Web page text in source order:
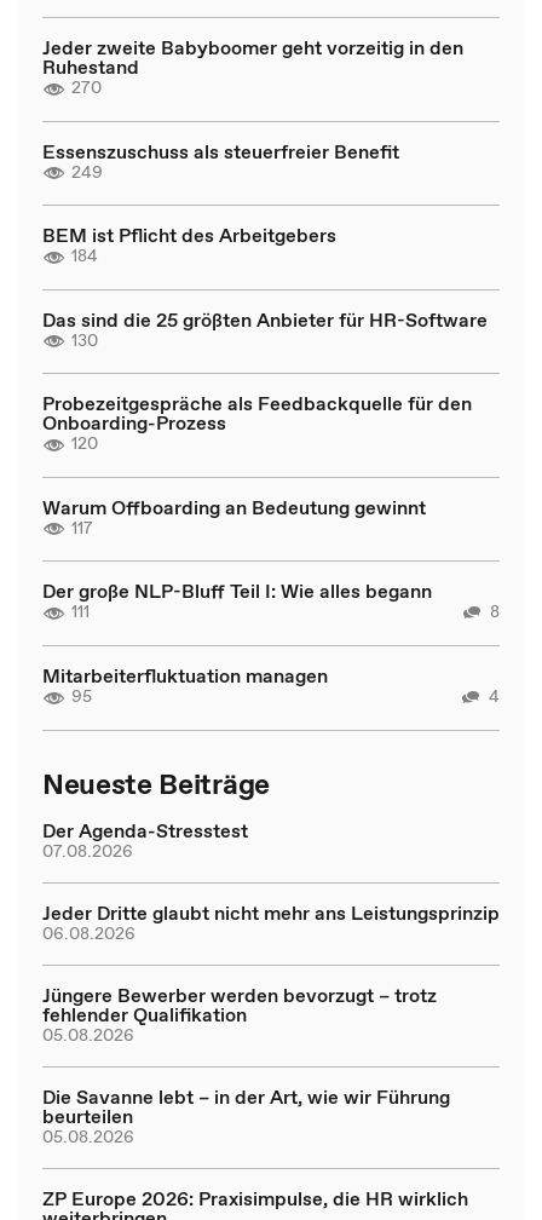
Jeder zweite Babyboomer geht vorzeitig in den
Ruhestand
270
Essenszuschuss als steuerfreier Benefit
249
BEM ist Pflicht des Arbeitgebers
184
Das sind die 25 größten Anbieter für HR-Software
130
Probezeitgespräche als Feedbackquelle für den
Onboarding-Prozess
120
Warum Offboarding an Bedeutung gewinnt
117
Der große NLP-Bluff Teil I: Wie alles begann
111 8
Mitarbeiterfluktuation managen
95 4
Neueste Beiträge
Der Agenda-Stresstest
07.08.2026
Jeder Dritte glaubt nicht mehr ans Leistungsprinzip
06.08.2026
Jüngere Bewerber werden bevorzugt – trotz
fehlender Qualifikation
05.08.2026
Die Savanne lebt – in der Art, wie wir Führung
beurteilen
05.08.2026
ZP Europe 2026: Praxisimpulse, die HR wirklich